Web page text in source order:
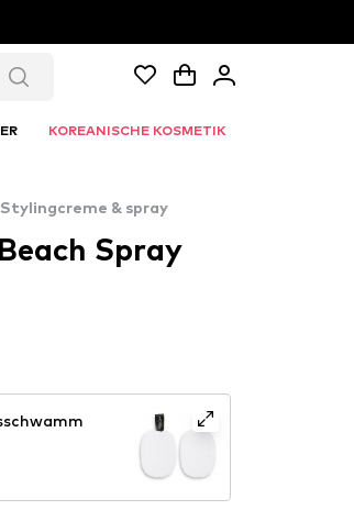
KOREANISCHE KOSMETIK
Stylingcreme & spray
Spray